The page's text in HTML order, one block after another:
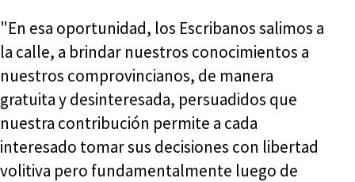
"En esa oportunidad, los Escribanos salimos a
la calle, a brindar nuestros conocimientos a
nuestros comprovincianos, de manera
gratuita y desinteresada, persuadidos que
nuestra contribución permite a cada
interesado tomar sus decisiones con libertad
volitiva pero fundamentalmente luego de